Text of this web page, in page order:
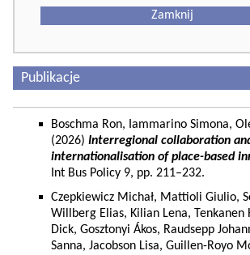
Zamknij
Publikacje
Boschma Ron, Iammarino Simona,
(2026) Interregional collaboration
internationalisation of place-based
Int Bus Policy 9, pp. 211–232.
Czepkiewicz Michał, Mattioli Giulio,
Willberg Elias, Kilian Lena,
Dick, Gosztonyi Ákos, Raudsepp
Sanna, Jacobson Lisa, Guillen-Royo